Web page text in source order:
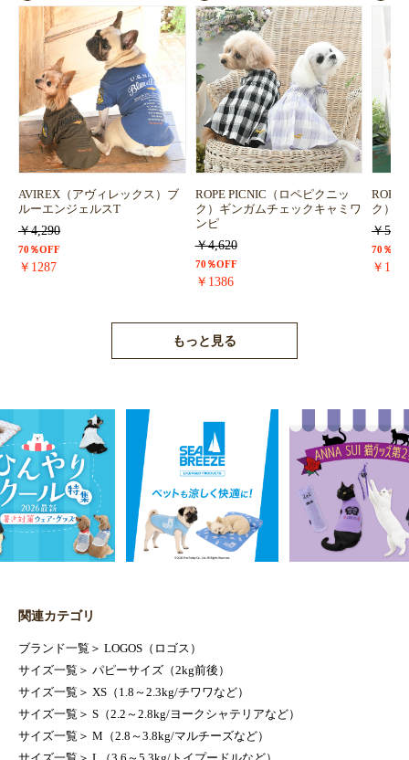
AVIREX（アヴィレックス）ブ
ルーエンジェルスT
￥4,290
70％OFF
￥1287
ROPE PICNIC（ロペピクニッ
ク）ギンガムチェックキャミワ
ンピ
￥4,620
70％OFF
￥1386
ROPE
ク）
￥
70％
￥
もっと見る
関連カテゴリ
ブランド一覧 ＞ LOGOS（ロゴス）
サイズ一覧 ＞ パピーサイズ（2kg前後）
サイズ一覧 ＞ XS（1.8～2.3kg/チワワなど）
サイズ一覧 ＞ S（2.2～2.8kg/ヨークシャテリアなど）
サイズ一覧 ＞ M（2.8～3.8kg/マルチーズなど）